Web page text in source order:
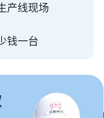
产线现场
钱一台